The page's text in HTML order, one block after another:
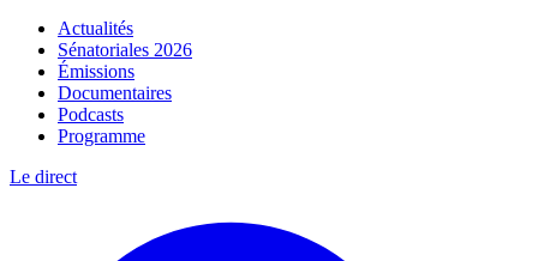
Actualités
Sénatoriales 2026
Émissions
Documentaires
Podcasts
Programme
Le direct